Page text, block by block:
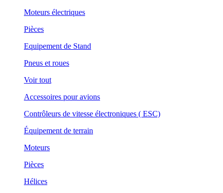
Moteurs électriques
Pièces
Equipement de Stand
Pneus et roues
Voir tout
Accessoires pour avions
Contrôleurs de vitesse électroniques ( ESC)
Équipement de terrain
Moteurs
Pièces
Hélices